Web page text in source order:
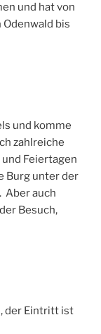
und hat von
bis
und komme
zahlreiche
Feiertagen
Burg unter der
Aber auch
Besuch,
der Eintritt ist